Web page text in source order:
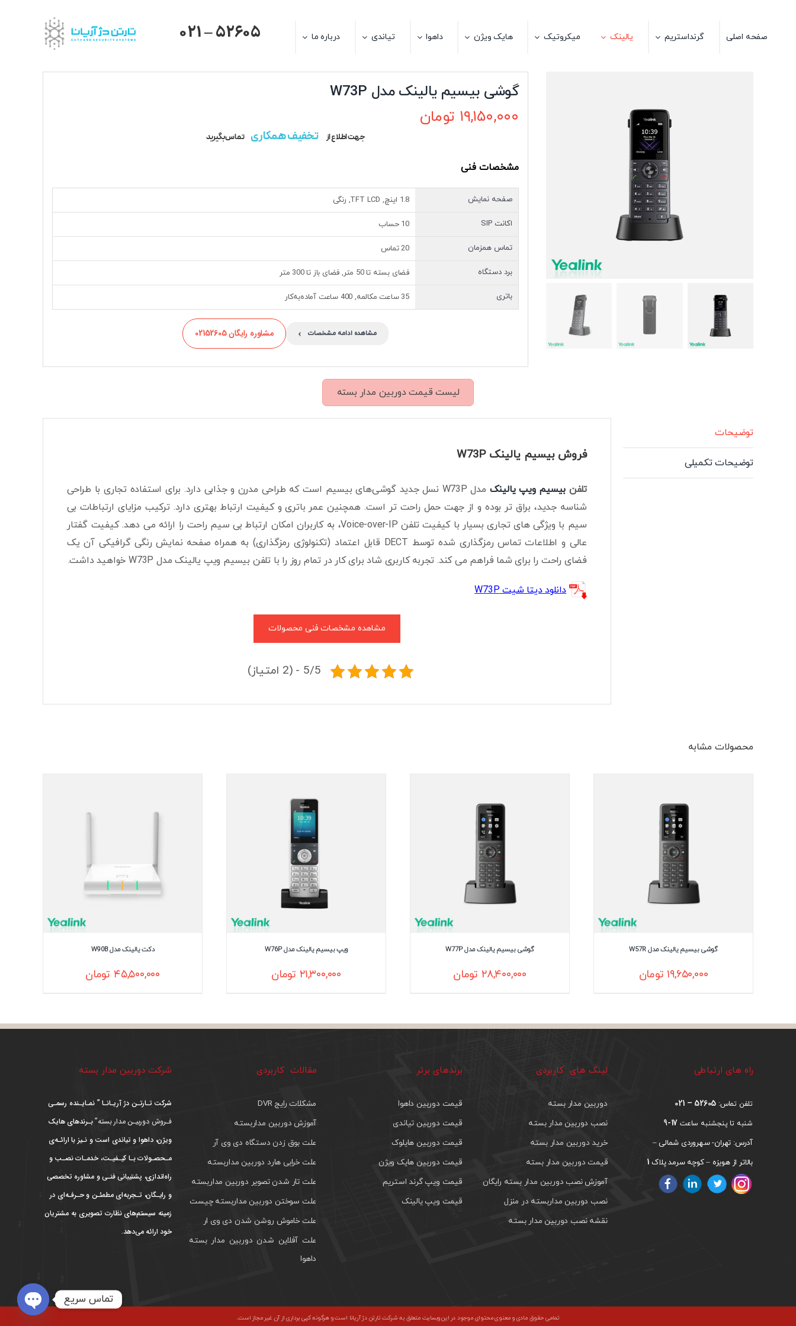
صفحه اصلی گرنداستریم یالینک میکروتیک هایک ویژن داهوا تیاندی درباره ما 021 – 52605
گوشی بیسیم یالینک مدل W73P
۱۹,۱۵۰,۰۰۰ تومان
جهت اطلاع از تخفیف همکاری تماس بگیرید
مشخصات فنی
صفحه نمایش 1.8 اینچ, TFT LCD, رنگی
اکانت SIP 10 حساب
تماس همزمان 20 تماس
برد دستگاه فضای بسته تا 50 متر, فضای باز تا 300 متر
باتری 35 ساعت مکالمه, 400 ساعت آماده‌به‌کار
مشاهده ادامه مشخصات › مشاوره رایگان 02152605
لیست قیمت دوربین مدار بسته
توضیحات
توضیحات تکمیلی
فروش بیسیم یالینک W73P
تلفن بیسیم ویپ یالینک
مدل W73P نسل جدید گوشی‌های بیسیم است که طراحی مدرن و جذابی دارد. برای استفاده تجاری با طراحی
شناسه جدید، براق تر بوده و از جهت حمل راحت تر است. همچنین عمر باتری و کیفیت ارتباط بهتری دارد. ترکیب مزایای ارتباطات بی
سیم با ویژگی های تجاری بسیار با کیفیت تلفن Voice-over-IP، به کاربران امکان ارتباط بی سیم راحت را ارائه می دهد. کیفیت گفتار
عالی و اطلاعات تماس رمزگذاری شده توسط DECT قابل اعتماد (تکنولوژی رمزگذاری) به همراه صفحه نمایش رنگی گرافیکی آن یک
فضای راحت را برای شما فراهم می کند. تجربه کاربری شاد برای کار در تمام روز را با تلفن بیسیم ویپ یالینک مدل W73P خواهید داشت.
دانلود دیتا شیت W73P
مشاهده مشخصات فنی محصولات
5/5 - (2 امتیاز)
محصولات مشابه
گوشی بیسیم یالینک مدل W57R
۱۹,۶۵۰,۰۰۰ تومان
گوشی بیسیم یالینک مدل W77P
۲۸,۴۰۰,۰۰۰ تومان
ویپ بیسیم یالینک مدل W76P
۲۱,۳۰۰,۰۰۰ تومان
دکت یالینک مدل W90B
۴۵,۵۰۰,۰۰۰ تومان
راه های ارتباطی
تلفن تماس: 52605 – 021
شنبه تا پنجشنبه ساعت 17-9
آدرس: تهران- سهروردی شمالی –
بالاتر از هویزه – کوچه سرمد پلاک 1
لینک های کاربردی
دوربین مدار بسته
نصب دوربین مدار بسته
خرید دوربین مدار بسته
قیمت دوربین مدار بسته
آموزش نصب دوربین مدار بسته رایگان
نصب دوربین مداربسته در منزل
نقشه نصب دوربین مدار بسته
برندهای برتر
قیمت دوربین داهوا
قیمت دوربین تیاندی
قیمت دوربین هایلوک
قیمت دوربین هایک ویژن
قیمت ویپ گرند استریم
قیمت ویپ یالینک
مقالات کاربردی
مشکلات رایج DVR
آموزش دوربین مداربسته
علت بوق زدن دستگاه دی وی آر
علت خرابی هارد دوربین مداربسته
علت تار شدن تصویر دوربین مداربسته
علت سوختن دوربین مداربسته چیست
علت خاموش روشن شدن دی وی ار
علت آفلاین شدن دوربین مدار بسته
داهوا
شرکت دوربین مدار بسته
شرکت تـارتـن دژ آریـانـا ” نمـایـنده رسمـی
فـروش دوربیـن مدار بسته”بـرندهای هایک
ویژن، داهوا و تیاندی است و نـیز با ارائـه‌ی
مـحصـولات بـا کیـفیـت، خدمـات نصـب و
راه‌اندازی، پشتیبانی فنـی و مشاوره تخصصی
و رایـگان، تـجربه‌ای مطمئـن و حـرفـه‌ای در
زمینه سیستم‌های نظارت تصویری به مشتریان
خود ارائه می‌دهد.
تمامی حقوق مادی و معنوی محتوای موجود در این وبسایت متعلق به شرکت تارتن دژ آریانا است و هرگونه کپی برداری از آن غیر مجاز است.
تماس سریع